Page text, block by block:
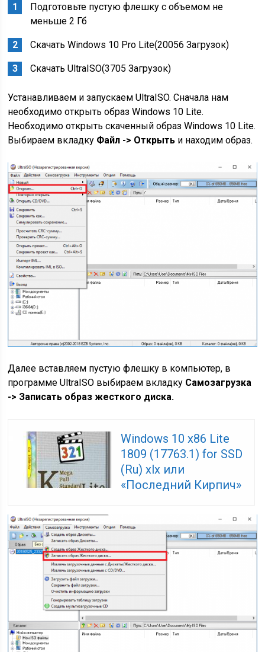
Подготовьте пустую флешку с объемом не
меньше 2 Гб
Скачать Windows 10 Pro Lite(20056 Загрузок)
Скачать UltraISO(3705 Загрузок)
Устанавливаем и запускаем UltraISO. Сначала нам
необходимо открыть образ Windows 10 Lite.
Необходимо открыть скаченный образ Windows 10 Lite.
Выбираем вкладку Файл -> Открыть и находим образ.
Далее вставляем пустую флешку в компьютер, в
программе UltraISO выбираем вкладку Самозагрузка
-> Записать образ жесткого диска.
Windows 10 x86 Lite
1809 (17763.1) for SSD
(Ru) xlx или
«Последний Кирпич»